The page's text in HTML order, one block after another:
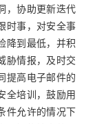
，协助更新迭代
时事，对安全事
降到最低，并积
胁情报，及时交
提高电子邮件的
全培训，鼓励用
件允许的情况下